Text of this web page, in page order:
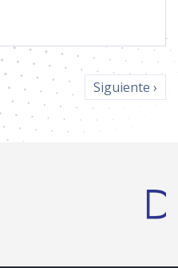
Siguiente ›